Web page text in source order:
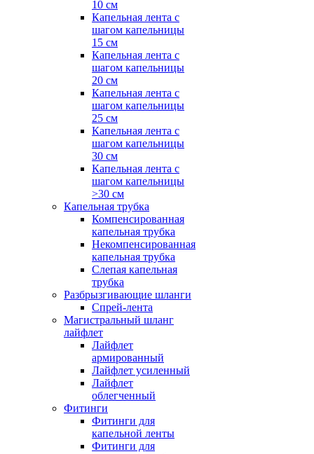
10 см
Капельная лента с
шагом капельницы
15 см
Капельная лента с
шагом капельницы
20 см
Капельная лента с
шагом капельницы
25 см
Капельная лента с
шагом капельницы
30 см
Капельная лента с
шагом капельницы
>30 см
Капельная трубка
Компенсированная
капельная трубка
Некомпенсированная
капельная трубка
Слепая капельная
трубка
Разбрызгивающие шланги
Спрей-лента
Магистральный шланг
лайфлет
Лайфлет
армированный
Лайфлет усиленный
Лайфлет
облегченный
Фитинги
Фитинги для
капельной ленты
Фитинги для